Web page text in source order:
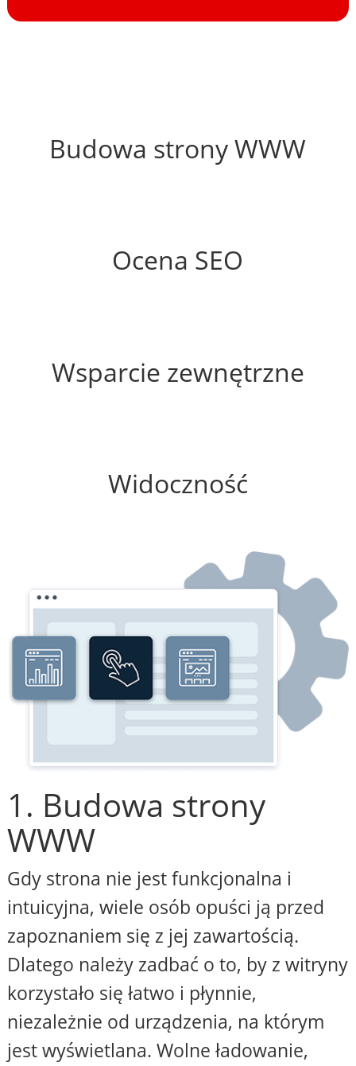
Budowa strony WWW
Ocena SEO
Wsparcie zewnętrzne
Widoczność
1. Budowa strony
WWW
Gdy strona nie jest funkcjonalna i
intuicyjna, wiele osób opuści ją przed
zapoznaniem się z jej zawartością.
Dlatego należy zadbać o to, by z witryny
korzystało się łatwo i płynnie,
niezależnie od urządzenia, na którym
jest wyświetlana. Wolne ładowanie,